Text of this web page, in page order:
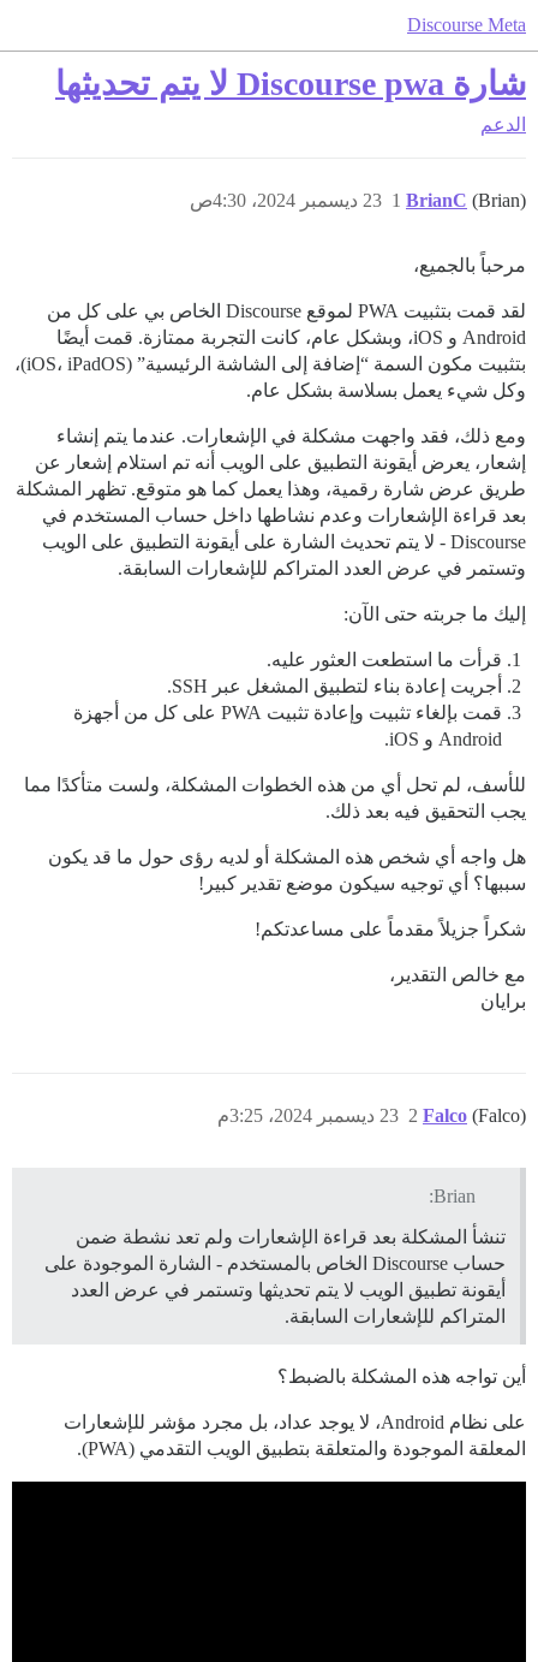
Discourse Meta
شارة Discourse pwa لا يتم تحديثها
الدعم
BrianC (Brian) 23 ديسمبر 2024، 4:30ص 1
مرحباً بالجميع،
لقد قمت بتثبيت PWA لموقع Discourse الخاص بي على كل من
Android و iOS، وبشكل عام، كانت التجربة ممتازة. قمت أيضًا
بتثبيت مكون السمة “إضافة إلى الشاشة الرئيسية” (iOS، iPadOS)،
وكل شيء يعمل بسلاسة بشكل عام.
ومع ذلك، فقد واجهت مشكلة في الإشعارات. عندما يتم إنشاء
إشعار، يعرض أيقونة التطبيق على الويب أنه تم استلام إشعار عن
طريق عرض شارة رقمية، وهذا يعمل كما هو متوقع. تظهر المشكلة
بعد قراءة الإشعارات وعدم نشاطها داخل حساب المستخدم في
Discourse - لا يتم تحديث الشارة على أيقونة التطبيق على الويب
وتستمر في عرض العدد المتراكم للإشعارات السابقة.
إليك ما جربته حتى الآن:
قرأت ما استطعت العثور عليه.
أجريت إعادة بناء لتطبيق المشغل عبر SSH.
قمت بإلغاء تثبيت وإعادة تثبيت PWA على كل من أجهزة
Android و iOS.
للأسف، لم تحل أي من هذه الخطوات المشكلة، ولست متأكدًا مما
يجب التحقيق فيه بعد ذلك.
هل واجه أي شخص هذه المشكلة أو لديه رؤى حول ما قد يكون
سببها؟ أي توجيه سيكون موضع تقدير كبير!
شكراً جزيلاً مقدماً على مساعدتكم!
مع خالص التقدير،
برايان
Falco (Falco) 23 ديسمبر 2024، 3:25م 2
Brian:
تنشأ المشكلة بعد قراءة الإشعارات ولم تعد نشطة ضمن
حساب Discourse الخاص بالمستخدم - الشارة الموجودة على
أيقونة تطبيق الويب لا يتم تحديثها وتستمر في عرض العدد
المتراكم للإشعارات السابقة.
أين تواجه هذه المشكلة بالضبط؟
على نظام Android، لا يوجد عداد، بل مجرد مؤشر للإشعارات
المعلقة الموجودة والمتعلقة بتطبيق الويب التقدمي (PWA).